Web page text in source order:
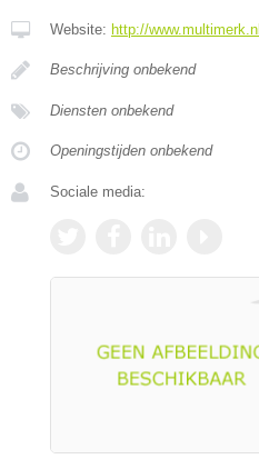
Website: http://www.multimerk.nl
Beschrijving onbekend
Diensten onbekend
Openingstijden onbekend
Sociale media: